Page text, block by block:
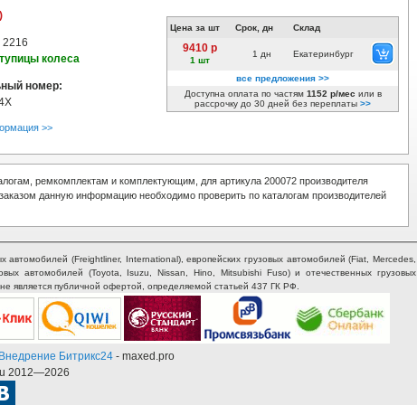
2216
колеса
номер:
>>
Цена за шт Срок, дн Склад
9410 р
1 шт
1 дн Екатеринбург
все предложения >>
Доступна оплата по частям 1152 р/мес или в
рассрочку до 30 дней без переплаты >>
ремкомплектам и комплектующим, для артикула 200072 производителя
данную информацию необходимо проверить по каталогам производителей
(Freightliner, International), европейских грузовых автомобилей (Fiat, Mercedes,
автомобилей (Toyota, Isuzu, Nissan, Hino, Mitsubishi Fuso) и отечественных грузовых
публичной офертой, определяемой статьей 437 ГК РФ.
Внедрение Битрикс24 - maxed.pro
2012—2026